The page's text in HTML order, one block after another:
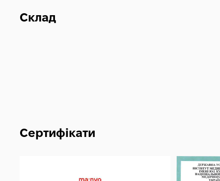
Склад
Сертифікати